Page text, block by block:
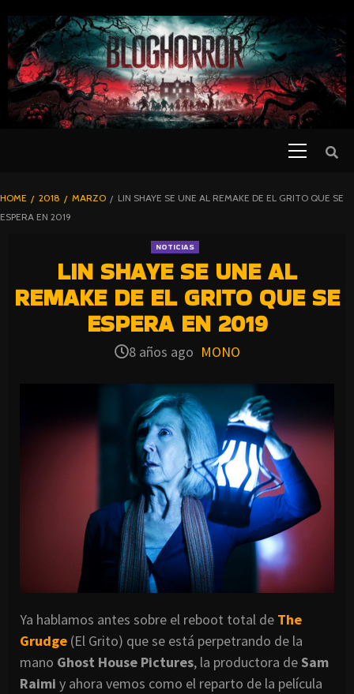
TO
CONTENT
BLOGHORROR
⋆
HOME 2018 MARZO
LIN SHAYE SE UNE AL REMAKE DE EL GRITO QUE SE
ESPERA EN 2019
NOTICIAS
LIN SHAYE SE UNE AL
REMAKE DE EL GRITO QUE SE
ESPERA EN 2019
8 años ago MONO
Ya hablamos antes sobre el reboot total de The
Grudge (El Grito) que se está perpetrando de la
mano Ghost House Pictures, la productora deSam
Raimi y ahora vemos como el reparto de la película